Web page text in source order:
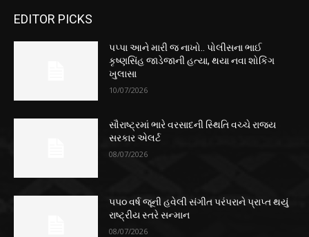
EDITOR PICKS
પપ્પા આને મારી જ નાખો.. પોલીસના ભાઈ
કૃષ્ણસિંહ જાડેજાની હત્યા, થયા નવા શોકિંગ
ખુલાસા
10/07/2026
સૌરાષ્ટ્રમાં ભારે વરસાદની સ્થિતિ વચ્ચે રાજ્ય
સરકાર એલર્ટ
08/07/2026
૫૫૦ વર્ષ જૂની હવેલી સંગીત પરંપરાને પ્રાપ્ત થયું
રાષ્ટ્રીય સ્તરે સન્માન
08/07/2026